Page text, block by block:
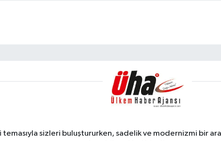
sizleri buluştururken, sadelik ve modernizmi bir